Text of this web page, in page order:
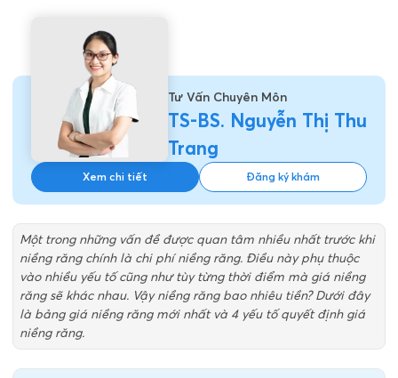
Tư Vấn Chuyên Môn
TS-BS. Nguyễn Thị Thu
Trang
Xem chi tiết Đăng ký khám
Một trong những vấn đề được quan tâm nhiều nhất trước khi
niềng răng chính là chi phí niềng răng. Điều này phụ thuộc
vào nhiều yếu tố cũng như tùy từng thời điểm mà giá niềng
răng sẽ khác nhau. Vậy niềng răng bao nhiêu tiền? Dưới đây
là bảng giá niềng răng mới nhất và 4 yếu tố quyết định giá
niềng răng.